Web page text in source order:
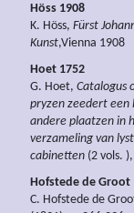
Höss 1908
K. Höss, Fürst
Kunst,Vienna 1908
Hoet 1752
G. Hoet, Catalogus
pryzen zeedert een
andere plaatzen in
verzameling van
cabinetten (2 vols.
Hofstede de Groot
C. Hofstede de